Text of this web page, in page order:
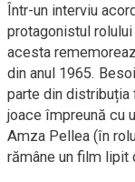
Într-un interviu
protagonistul
acesta
din anul 1965.
parte din distribuția
joace împreună cu
Amza Pellea (în
rămâne un film lipit